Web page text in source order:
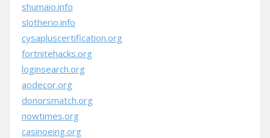
shumaio.info
slotherio.info
cysapluscertification.org
fortnitehacks.org
loginsearch.org
aodecor.org
donorsmatch.org
nowtimes.org
casinoeing.org